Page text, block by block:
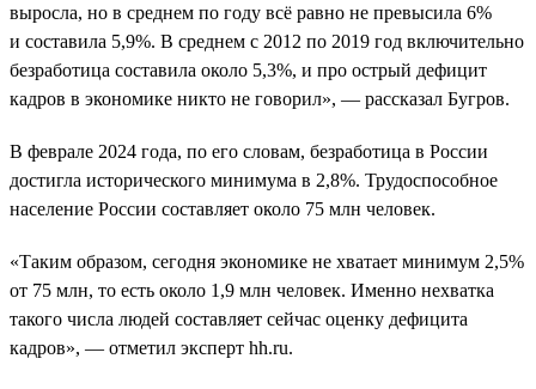
выросла, но в среднем по году всё равно не превысила 6%
и составила 5,9%. В среднем с 2012 по 2019 год включительно
безработица составила около 5,3%, и про острый дефицит
кадров в экономике никто не говорил», — рассказал Бугров.
В феврале 2024 года, по его словам, безработица в России
достигла исторического минимума в 2,8%. Трудоспособное
население России составляет около 75 млн человек.
«Таким образом, сегодня экономике не хватает минимум 2,5%
от 75 млн, то есть около 1,9 млн человек. Именно нехватка
такого числа людей составляет сейчас оценку дефицита
кадров», — отметил эксперт hh.ru.